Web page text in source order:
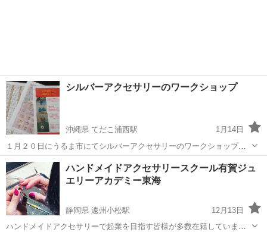
シルバーアクセサリーのワークショップ
沖縄県 てだこ浦西駅
1月14日
１月２０日にうるま市にてシルバーアクセサリーのワークショップや
ります。 場所はうるま市石川高校の隣にライス88という弁当屋さんの
二階の伊藝設備工業さんになります。 その通りの近くにはsun sunさ
んのお店も近くに...
沖縄 うるま市 てだこ浦西駅 彫金
ハンドメイドアクセサリースクール有賀ジュ
エリーアカデミー東海
静岡県 遠州小松駅
12月13日
ハンドメイドアクセサリーで起業を目指す皆様が多数在籍していま